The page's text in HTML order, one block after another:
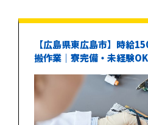
【広島県東広島市】時給
搬作業｜寮完備・未経験OK